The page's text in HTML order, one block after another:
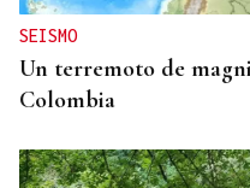
SEISMO
Un terremoto de
Colombia